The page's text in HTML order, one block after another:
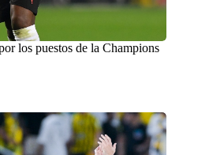
los puestos de la Champions